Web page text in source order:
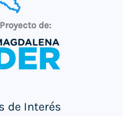
de:
de Interés